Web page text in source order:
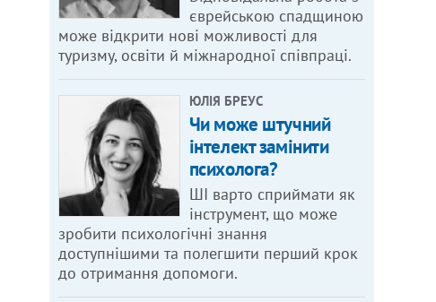
єврейською спадщиною
може відкрити нові можливості для
туризму, освіти й міжнародної співпраці.
ЮЛІЯ БРЕУС
Чи може штучний
інтелект замінити
психолога?
ШІ варто сприймати як
інструмент, що може
зробити психологічні знання
доступнішими та полегшити перший крок
до отримання допомоги.